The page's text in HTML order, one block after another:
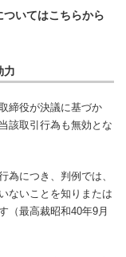
いてはこちらから
力
締役が決議に基づか
該取引行為も無効とな
為につき、判例では、
ないことを知りまたは
（最高裁昭和40年9月